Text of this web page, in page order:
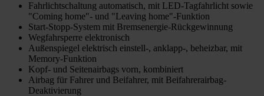
Fahrlichtschaltung automatisch, mit LED-Tagfahrlicht sowie
"Coming home"- und "Leaving home"-Funktion
Start-Stopp-System mit Bremsenergie-Rückgewinnung
Wegfahrsperre elektronisch
Außenspiegel elektrisch einstell-, anklapp-, beheizbar, mit
Memory-Funktion
Kopf- und Seitenairbags vorn, kombiniert
Airbag für Fahrer und Beifahrer, mit Beifahrerairbag-
Deaktivierung